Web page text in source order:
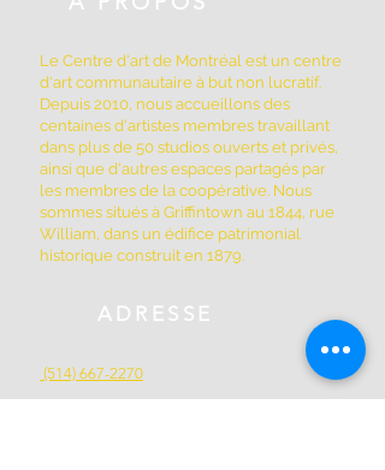
Le Centre d'art de Montréal est un centre
d'art communautaire à but non lucratif.
Depuis 2010, nous accueillons des
centaines d'artistes membres travaillant
dans plus de 50 studios ouverts et privés,
ainsi que d'autres espaces partagés par
les membres de la coopérative. Nous
sommes situés à Griffintown au 1844, rue
William, dans un édifice patrimonial
historique construit en 1879.
ADRESSE
(514) 667-2270